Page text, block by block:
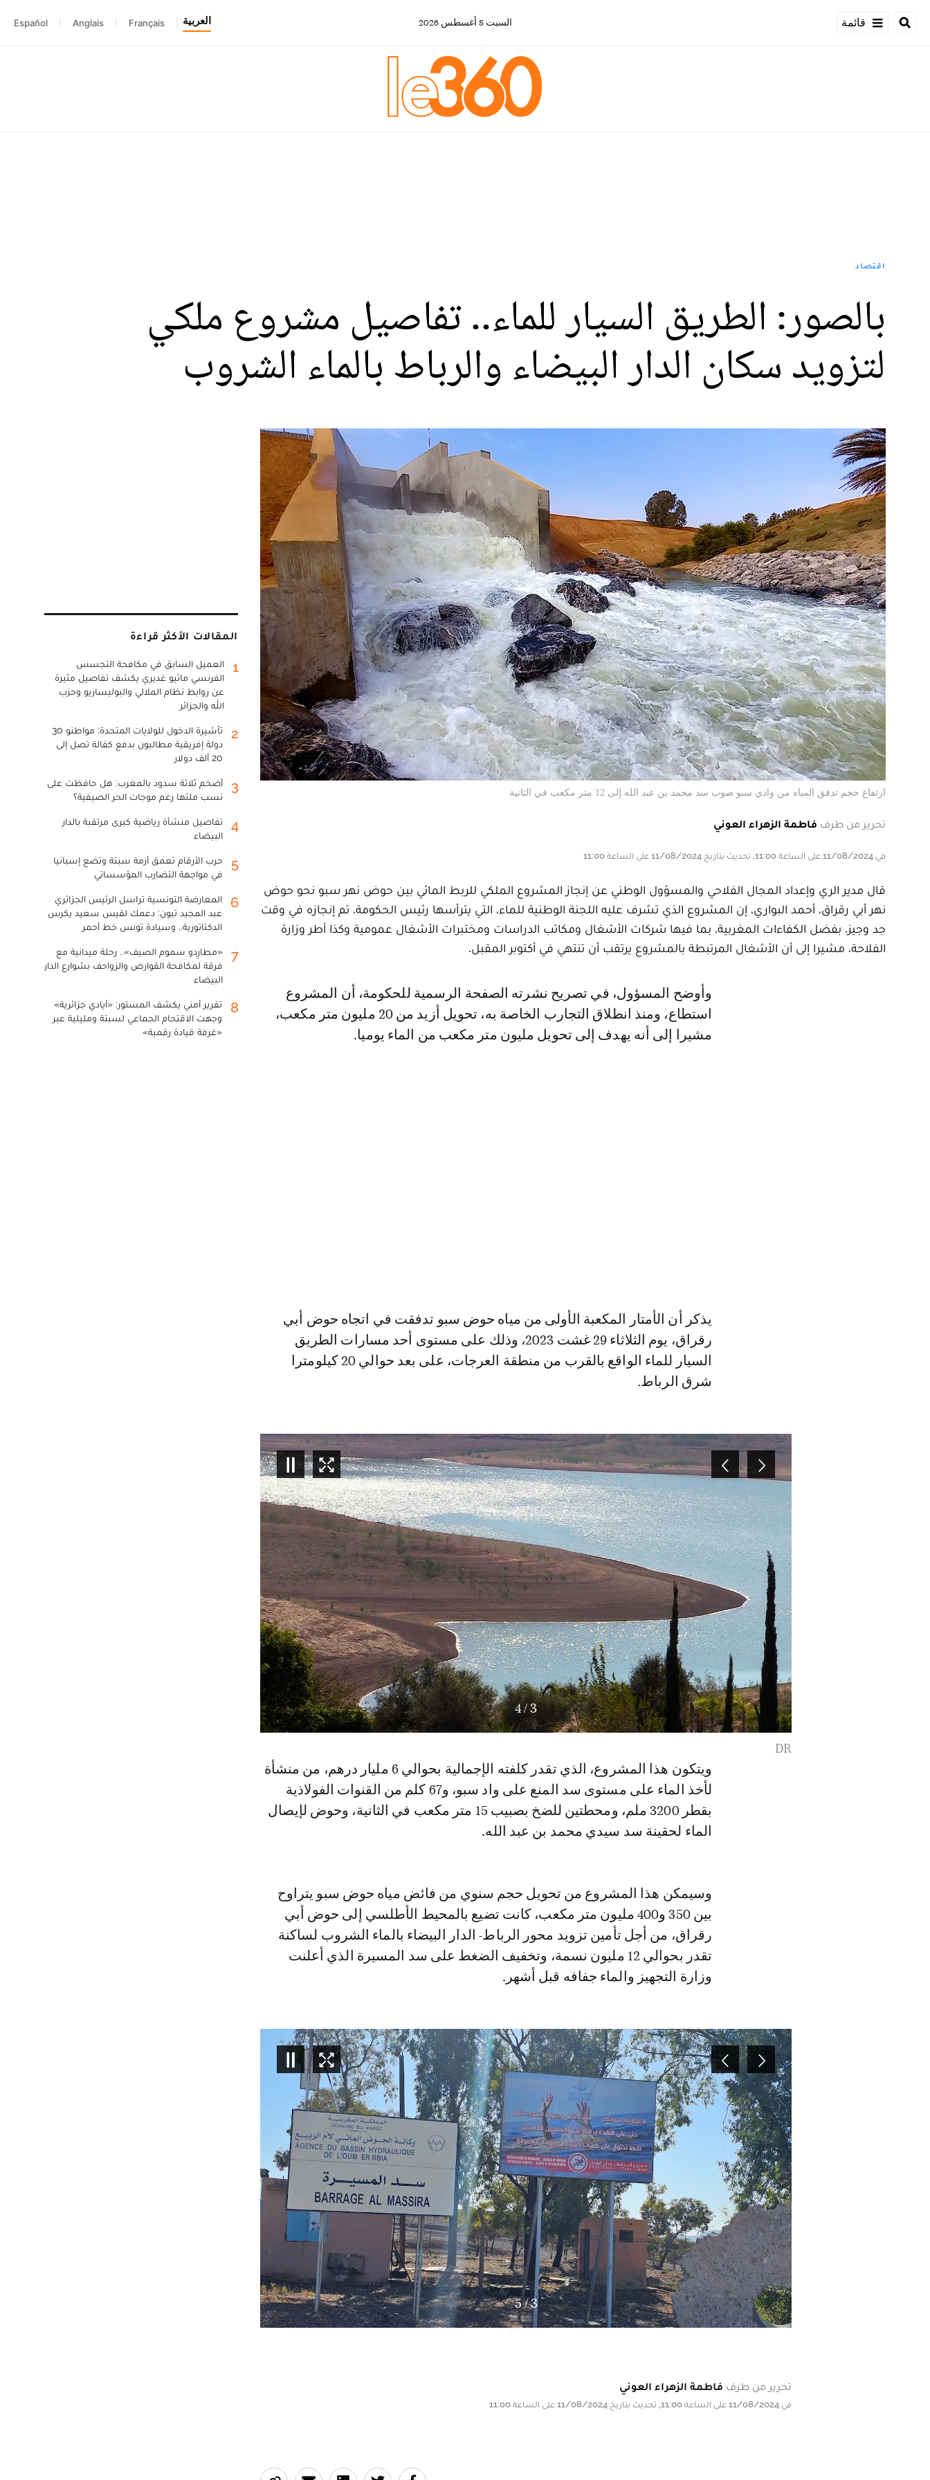
قائمة السبت 8 أغسطس 2026 العربية Français
Anglais
Español
اقتصاد
بالصور: الطريق السيار للماء.. تفاصيل مشروع ملكي
لتزويد سكان الدار البيضاء والرباط بالماء الشروب
ارتفاع حجم تدفق المياه من وادي سبو صوب سد محمد بن عبد الله إلى 12 متر مكعب في الثانية
تحرير من طرف فاطمة الزهراء العوني
في 11/08/2024 على الساعة 11:00, تحديث بتاريخ 11/08/2024 على الساعة 11:00
قال مدير الري وإعداد المجال الفلاحي والمسؤول الوطني عن إنجاز المشروع الملكي للربط المائي بين حوض نهر سبو نحو حوض
نهر أبي رقراق، أحمد البواري، إن المشروع الذي تشرف عليه اللجنة الوطنية للماء، التي يترأسها رئيس الحكومة، تم إنجازه في وقت
جد وجيز، بفضل الكفاءات المغربية، بما فيها شركات الأشغال ومكاتب الدراسات ومختبرات الأشغال عمومية وكذا أطر وزارة
الفلاحة، مشيرا إلى أن الأشغال المرتبطة بالمشروع يرتقب أن تنتهي في أكتوبر المقبل.
وأوضح المسؤول، في تصريح نشرته الصفحة الرسمية للحكومة، أن المشروع
استطاع، ومنذ انطلاق التجارب الخاصة به، تحويل أزيد من 20 مليون متر مكعب،
مشيرا إلى أنه يهدف إلى تحويل مليون متر مكعب من الماء يوميا.
يذكر أن الأمتار المكعبة الأولى من مياه حوض سبو تدفقت في اتجاه حوض أبي
رقراق، يوم الثلاثاء 29 غشت 2023، وذلك على مستوى أحد مسارات الطريق
السيار للماء الواقع بالقرب من منطقة العرجات، على بعد حوالي 20 كيلومترا
شرق الرباط.
3
/
4
DR
ويتكون هذا المشروع، الذي تقدر كلفته الإجمالية بحوالي 6 مليار درهم، من منشأة
لأخذ الماء على مستوى سد المنع على واد سبو، و67 كلم من القنوات الفولاذية
بقطر 3200 ملم، ومحطتين للضخ بصبيب 15 متر مكعب في الثانية، وحوض لإيصال
الماء لحقينة سد سيدي محمد بن عبد الله.
وسيمكن هذا المشروع من تحويل حجم سنوي من فائض مياه حوض سبو يتراوح
بين 350 و400 مليون متر مكعب، كانت تضيع بالمحيط الأطلسي إلى حوض أبي
رقراق، من أجل تأمين تزويد محور الرباط- الدار البيضاء بالماء الشروب لساكنة
تقدر بحوالي 12 مليون نسمة، وتخفيف الضغط على سد المسيرة الذي أعلنت
وزارة التجهيز والماء جفافه قبل أشهر.
3
/
5
تحرير من طرف فاطمة الزهراء العوني
في 11/08/2024 على الساعة 11:00, تحديث بتاريخ 11/08/2024 على الساعة 11:00
المقالات الأكثر قراءة
1
العميل السابق في مكافحة التجسس
الفرنسي ماثيو غديري يكشف تفاصيل مثيرة
عن روابط نظام الملالي والبوليساريو وحزب
الله والجزائر
2
تأشيرة الدخول للولايات المتحدة: مواطنو 30
دولة إفريقية مطالبون بدفع كفالة تصل إلى
20 ألف دولار
3
أضخم ثلاثة سدود بالمغرب: هل حافظت على
نسب ملئها رغم موجات الحر الصيفية؟
4
تفاصيل منشأة رياضية كبرى مرتقبة بالدار
البيضاء
5
حرب الأرقام تعمق أزمة سبتة وتضع إسبانيا
في مواجهة التضارب المؤسساتي
6
المعارضة التونسية تراسل الرئيس الجزائري
عبد المجيد تبون: دعمك لقيس سعيد يكرس
الدكتاتورية.. وسيادة تونس خط أحمر
7
«مطارِدو سموم الصيف».. رحلة ميدانية مع
فرقة لمكافحة القوارض والزواحف بشوارع الدار
البيضاء
8
تقرير أمني يكشف المستور: «أيادي جزائرية»
وجهت الاقتحام الجماعي لسبتة ومليلية عبر
«غرفة قيادة رقمية»